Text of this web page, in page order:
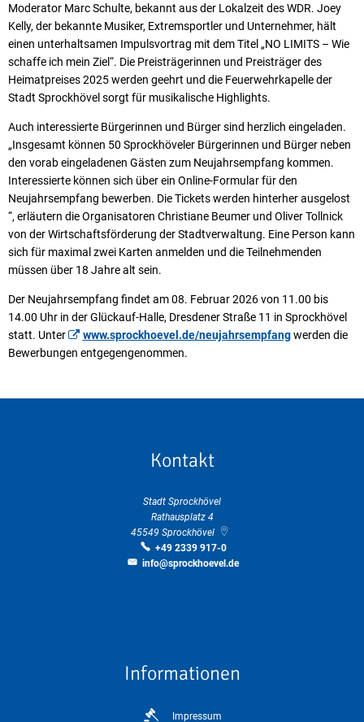
Moderator Marc Schulte, bekannt aus der Lokalzeit des WDR. Joey
Kelly, der bekannte Musiker, Extremsportler und Unternehmer, hält
einen unterhaltsamen Impulsvortrag mit dem Titel „NO LIMITS – Wie
schaffe ich mein Ziel“. Die Preisträgerinnen und Preisträger des
Heimatpreises 2025 werden geehrt und die Feuerwehrkapelle der
Stadt Sprockhövel sorgt für musikalische Highlights.
Auch interessierte Bürgerinnen und Bürger sind herzlich eingeladen.
„Insgesamt können 50 Sprockhöveler Bürgerinnen und Bürger neben
den vorab eingeladenen Gästen zum Neujahrsempfang kommen.
Interessierte können sich über ein Online-Formular für den
Neujahrsempfang bewerben. Die Tickets werden hinterher ausgelost
“, erläutern die Organisatoren Christiane Beumer und Oliver Tollnick
von der Wirtschaftsförderung der Stadtverwaltung. Eine Person kann
sich für maximal zwei Karten anmelden und die Teilnehmenden
müssen über 18 Jahre alt sein.
Der Neujahrsempfang findet am 08. Februar 2026 von 11.00 bis
14.00 Uhr in der Glückauf-Halle, Dresdener Straße 11 in Sprockhövel
statt. Unter
www.sprockhoevel.de/neujahrsempfangwerden die
Bewerbungen entgegengenommen.
Kontakt
Stadt Sprockhövel
Rathausplatz 4
45549 Sprockhövel
+49 2339 917-0
info@sprockhoevel.de
Informationen
Impressum